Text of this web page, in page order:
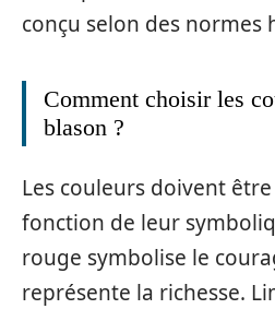
conçu selon des normes
Comment choisir les
blason ?
Les couleurs doivent
fonction de leur
rouge symbolise le
représente la richesse.